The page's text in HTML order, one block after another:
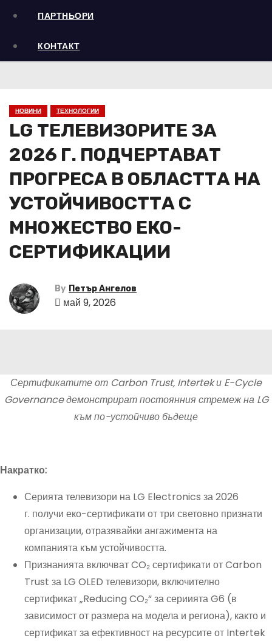
ПАРТНЬОРИ
КОНТАКТ
НОВИНИ ТЕХНОЛОГИИ
LG ТЕЛЕВИЗОРИТЕ ЗА
2026 Г. ПОДЧЕРТАВАТ
ПРОГРЕСА В ОБЛАСТТА НА
УСТОЙЧИВОСТТА С
МНОЖЕСТВО ЕКО-
СЕРТИФИКАЦИИ
By Петър Ангелов
май 9, 2026
Сертификатите от Carbon Trust, Intertek и E-Cycle
Governance демонстрират постоянния стремеж на LG
към по-устойчиво бъдеще
Накратко:
Серията телевизори на LG Electronics за 2026
г. получи еко-сертификати от три световно признати
организации, отразявайки ангажимента на
компанията към устойчивостта.
Признанията включват CO₂ сертификати от Carbon
Trust за LG OLED телевизори, включително
сертификат „Reducing CO₂“ за сериията G6 (в
зависимост от размера на модела и региона), както и
сертификат за ефективност на ресурсите от Intertek